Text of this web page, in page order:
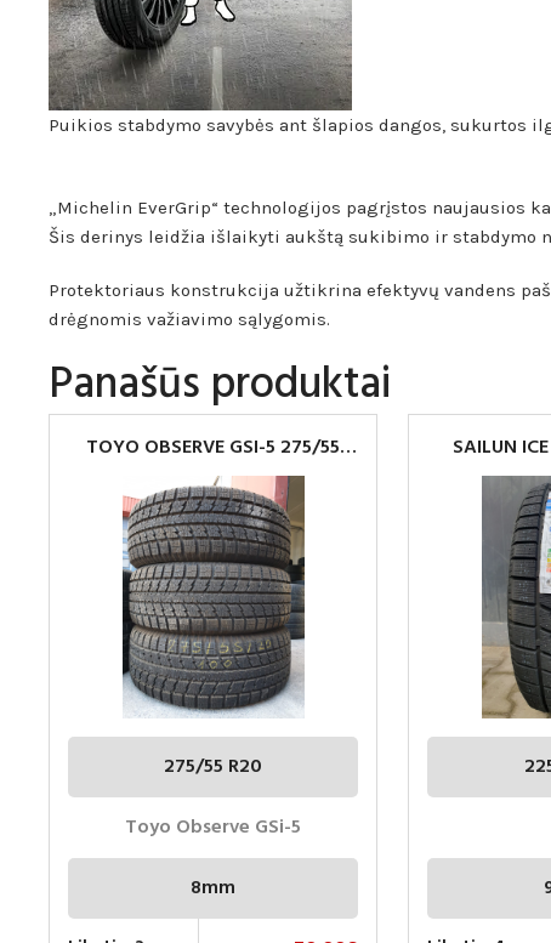
Puikios stabdymo savybės ant šlapios dangos, sukurtos
„Michelin EverGrip“ technologijos pagrįstos naujausios
Šis derinys leidžia išlaikyti aukštą sukibimo ir stabdymo
Protektoriaus konstrukcija užtikrina efektyvų vandens
drėgnomis važiavimo sąlygomis.
Panašūs produktai
TOYO OBSERVE GSI-5 275/55
R20
275/55 R20
Toyo Observe GSi-5
8mm
SAILUN
225/